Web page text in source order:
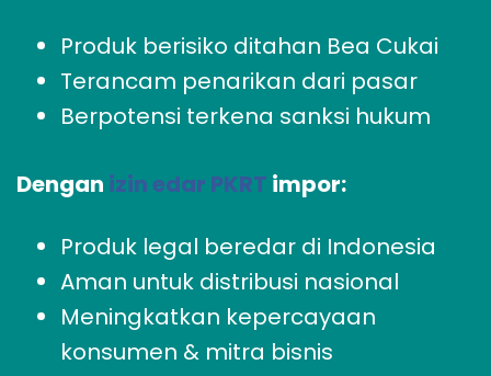
Produk berisiko ditahan Bea Cukai
Terancam penarikan dari pasar
Berpotensi terkena sanksi hukum
Dengan izin edar PKRT impor:
Produk legal beredar di Indonesia
Aman untuk distribusi nasional
Meningkatkan kepercayaan
konsumen & mitra bisnis